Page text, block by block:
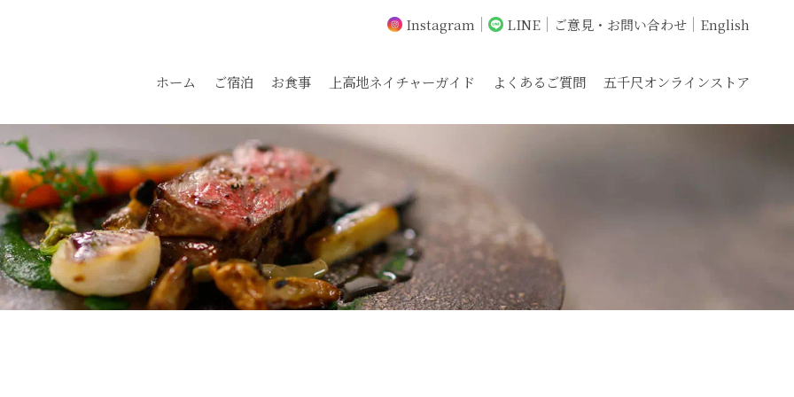
Instagram LINE ご意見・お問い合わせ English
ホーム ご宿泊 お食事 上高地ネイチャーガイド よくあるご質問 五千尺オンラインストア